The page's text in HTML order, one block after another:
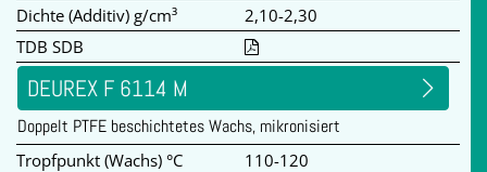
Dichte (Additiv) g/cm³
2,10-2,30
TDB SDB
DEUREX F 6114 M
Doppelt PTFE beschichtetes Wachs, mikronisiert
Tropfpunkt (Wachs) °C
110-120